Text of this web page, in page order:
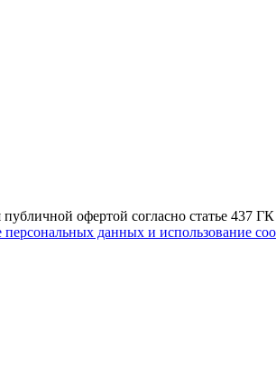
офертой согласно статье
данных и использование